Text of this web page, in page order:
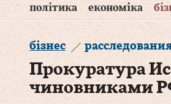
політика економіка
бізнес
Прокуратура
чиновниками